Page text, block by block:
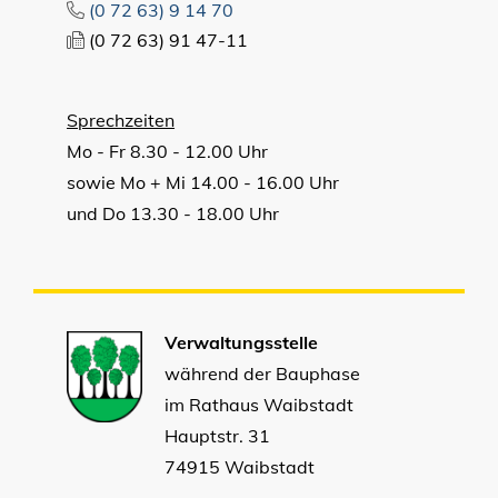
(0 72 63) 9 14 70
(0 72 63) 91 47-11
Sprechzeiten
Mo - Fr 8.30 - 12.00 Uhr
sowie Mo + Mi 14.00 - 16.00 Uhr
und Do 13.30 - 18.00 Uhr
Verwaltungsstelle
während der Bauphase
im Rathaus Waibstadt
Hauptstr. 31
74915 Waibstadt